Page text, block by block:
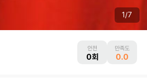
1/7
안전
0회
만족도
0.0